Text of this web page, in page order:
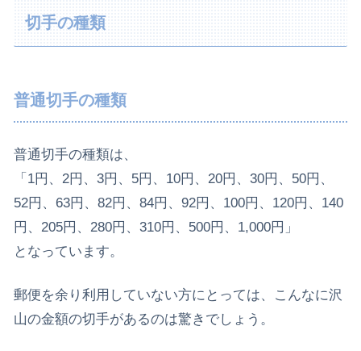
切手の種類
普通切手の種類
普通切手の種類は、
「1円、2円、3円、5円、10円、20円、30円、50円、
52円、63円、82円、84円、92円、100円、120円、140
円、205円、280円、310円、500円、1,000円」
となっています。
郵便を余り利用していない方にとっては、こんなに沢
山の金額の切手があるのは驚きでしょう。